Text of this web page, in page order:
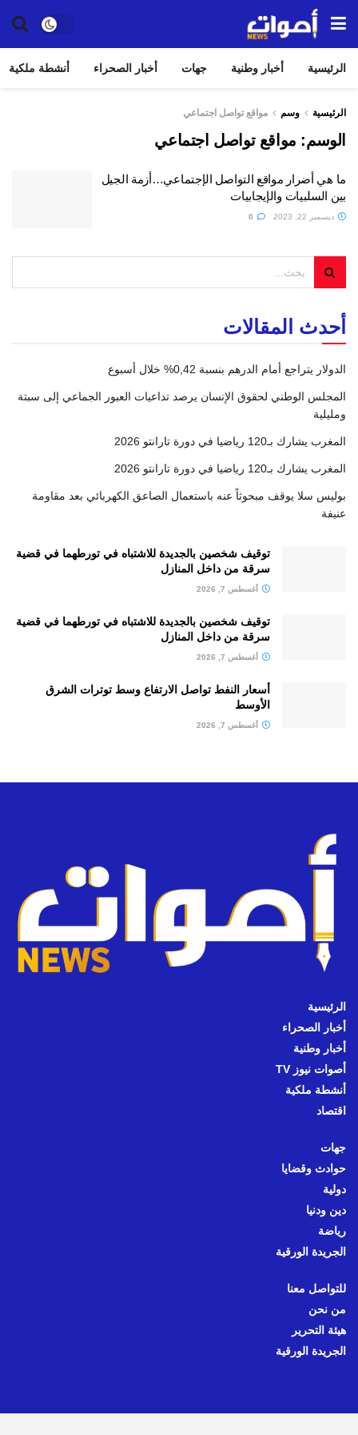
الرئيسية أخبار وطنية جهات أخبار الصحراء أنشطة ملكية
الرئيسية وسم مواقع تواصل اجتماعي
الوسم: مواقع تواصل اجتماعي
ما هي أضرار مواقع التواصل الإجتماعي…أزمة الجيل
بين السلبيات والإيجابيات
ديسمبر 22, 2023
أحدث المقالات
الدولار يتراجع أمام الدرهم بنسبة 0,42% خلال أسبوع
المجلس الوطني لحقوق الإنسان يرصد تداعيات العبور الجماعي إلى سبتة
ومليلية
المغرب يشارك بـ120 رياضيا في دورة تارانتو 2026
المغرب يشارك بـ120 رياضيا في دورة تارانتو 2026
بوليس سلا يوقف مبحوثاً عنه باستعمال الصاعق الكهربائي بعد مقاومة
عنيفة
توقيف شخصين بالجديدة للاشتباه في تورطهما في قضية
سرقة من داخل المنازل
أغسطس 7, 2026
توقيف شخصين بالجديدة للاشتباه في تورطهما في قضية
سرقة من داخل المنازل
أغسطس 7, 2026
أسعار النفط تواصل الارتفاع وسط توترات الشرق
الأوسط
أغسطس 7, 2026
الرئيسية
أخبار الصحراء
أخبار وطنية
أصوات نيوز TV
أنشطة ملكية
اقتصاد
جهات
حوادث وقضايا
دولية
دين ودنيا
رياضة
الجريدة الورقية
للتواصل معنا
من نحن
هيئة التحرير
الجريدة الورقية